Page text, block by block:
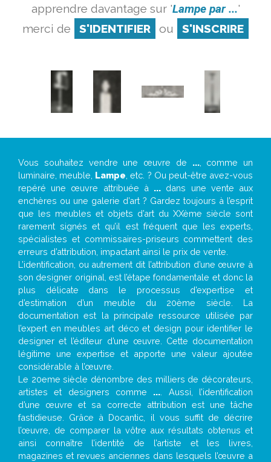
apprendre davantage sur 'Lampe par ...'
merci de
S'IDENTIFIER ou S'INSCRIRE
Vous souhaitez vendre une œuvre de ..., comme un
luminaire, meuble, Lampe , etc. ? Ou peut-être avez-vous
repéré une œuvre attribuée à ... dans une vente aux
enchères ou une galerie d’art ? Gardez toujours à l’esprit
que les meubles et objets d’art du XXème siècle sont
rarement signés et qu’il est fréquent que les experts,
spécialistes et commissaires-priseurs commettent des
erreurs d’attribution, impactant ainsi le prix de vente.
L’identification, ou autrement dit l’attribution d’une œuvre à
son designer original, est l’étape fondamentale et donc la
plus délicate dans le processus d’expertise et
d’estimation d’un meuble du 20ème siècle. La
documentation est la principale ressource utilisée par
l’expert en meubles art déco et design pour identifier le
designer et l’éditeur d’une œuvre. Cette documentation
légitime une expertise et apporte une valeur ajoutée
considérable à l’œuvre.
Le 20eme siècle dénombre des milliers de décorateurs,
artistes et designers comme ... . Aussi, l’identification
d’une œuvre et sa correcte attribution est une tâche
fastidieuse. Grâce à Docantic, il vous suffit de décrire
l’œuvre, de comparer la vôtre aux résultats obtenus et
ainsi connaître l’identité de l’artiste et les livres,
magazines et revues anciennes dans lesquels l’œuvre a